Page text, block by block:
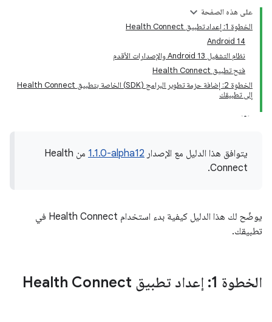
على هذه الصفحة
الخطوة 1: إعداد تطبيق Health Connect
Android 14
نظام التشغيل Android 13 والإصدارات الأقدم
فتح تطبيق Health Connect
الخطوة 2: إضافة حزمة تطوير البرامج (SDK) الخاصة بتطبيق Health Connect
إلى تطبيقك
يتوافق هذا الدليل مع الإصدار ‎1.1.0-alpha12
من Health
Connect.
يوضّح لك هذا الدليل كيفية بدء استخدام Health Connect في
تطبيقك.
الخطوة 1: إعداد تطبيق Health Connect